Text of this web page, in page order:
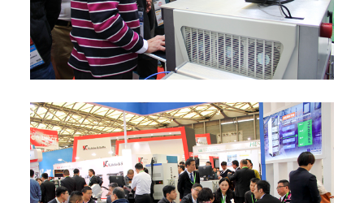
2019-02-18
區長顧耀輝到連動科技進行高品質發展調查
2018-03-17
聯動科技成功參展SEMICON CHINA 2018
2017-09-13
連動科技成功參展SEMICON Taiwan 2017